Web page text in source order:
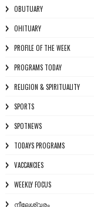
OBUTUARY
OHITUARY
PROFILE OF THE WEEK
PROGRAMS TODAY
RELIGION & SPIRITUALITY
SPORTS
SPOTNEWS
TODAYS PROGRAMS
VACCANCIES
WEEKLY FOCUS
നീലേശ്വരം